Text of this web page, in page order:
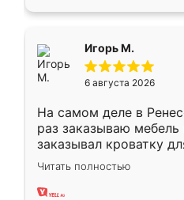
Игорь М.
6 августа 2026
На самом деле в
раз заказываю
заказывал кроватку
ребёнка при его
заказал шкаф-купе. По
хорошее сборка
Читать полностью